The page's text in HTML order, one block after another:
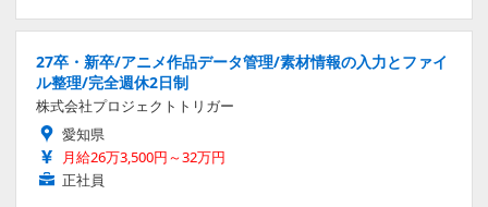
27卒・新卒/アニメ作品データ管理/素材情報の入力とファイ
ル整理/完全週休2日制
株式会社プロジェクトトリガー
愛知県
月給26万3,500円～32万円
正社員